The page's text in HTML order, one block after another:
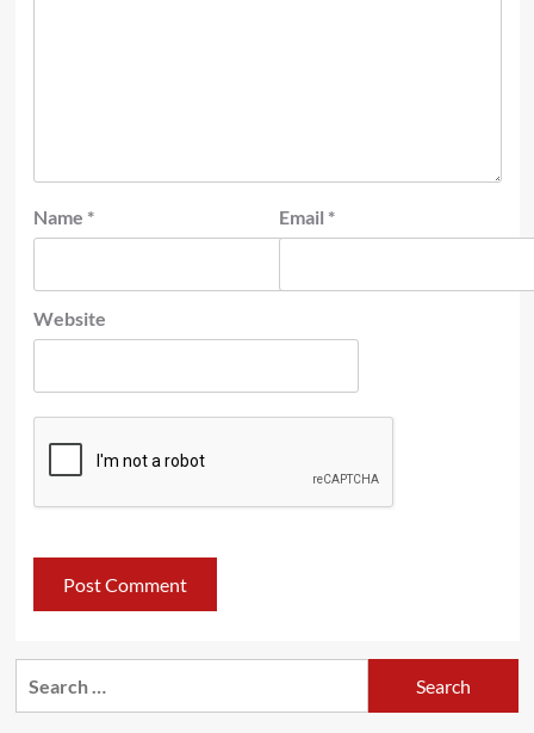
Name * Email *
Website